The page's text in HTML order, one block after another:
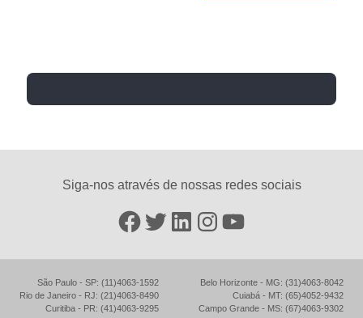
Siga-nos através de nossas redes sociais
Facebook
Twitter
LinkedIn
Instagram
YouTube
São Paulo - SP: (11)4063-1592
Rio de Janeiro - RJ: (21)4063-8490
Curitiba - PR: (41)4063-9295
Belo Horizonte - MG: (31)4063-8042
Cuiabá - MT: (65)4052-9432
Campo Grande - MS: (67)4063-9302